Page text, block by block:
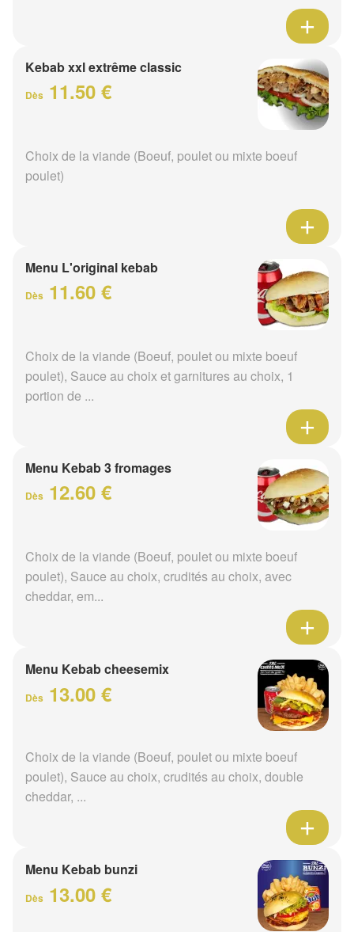
Kebab xxl extrême classic
Dès 11.50 €
Choix de la viande (Boeuf, poulet ou mixte boeuf
poulet)
Menu L'original kebab
Dès 11.60 €
Choix de la viande (Boeuf, poulet ou mixte boeuf
poulet), Sauce au choix et garnitures au choix, 1
portion de ...
Menu Kebab 3 fromages
Dès 12.60 €
Choix de la viande (Boeuf, poulet ou mixte boeuf
poulet), Sauce au choix, crudités au choix, avec
cheddar, em...
Menu Kebab cheesemix
Dès 13.00 €
Choix de la viande (Boeuf, poulet ou mixte boeuf
poulet), Sauce au choix, crudités au choix, double
cheddar, ...
Menu Kebab bunzi
Dès 13.00 €